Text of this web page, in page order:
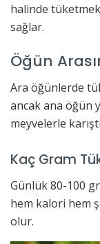
halinde
sağlar.
Öğün
Ara öğünlerde
ancak ana öğün
meyvelerle
Kaç Gram
Günlük 80-100
hem kalori hem
olur.